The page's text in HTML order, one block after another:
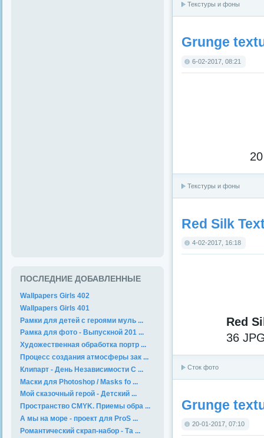
Текстуры и фоны
Grunge
6-02-2017, 08:21
Текстуры и фоны
Red Silk
4-02-2017, 16:18
Red
36
Сток фото
Grunge
20-01-2017, 07:10
ПОСЛЕДНИЕ ДОБАВЛЕННЫЕ
Wallpapers Girls 402
Wallpapers Girls 401
Рамки для детей с героями муль ...
Рамка для фото - Выпускной 201 ...
Художественная обработка портр ...
Процесс создания атмосферы зак ...
Клипарт - День Независимости С ...
Маски для Photoshop / Masks fo ...
Мой сказочный герой - Детский ...
Пространство CMYK. Приемы обра ...
А мы на море - проект для ProS ...
Романтический скрап-набор - Та ...